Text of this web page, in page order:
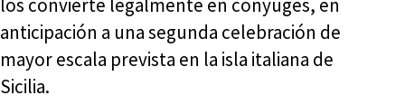
los convierte legalmente en cónyuges, en
anticipación a una segunda celebración de
mayor escala prevista en la isla italiana de
Sicilia.